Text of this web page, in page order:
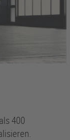
400